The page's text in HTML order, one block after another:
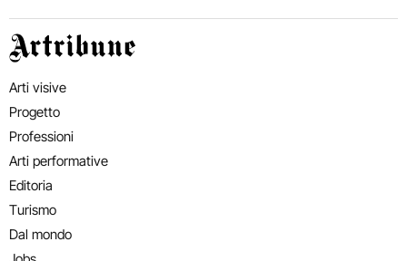
Artribune
Arti visive
Progetto
Professioni
Arti performative
Editoria
Turismo
Dal mondo